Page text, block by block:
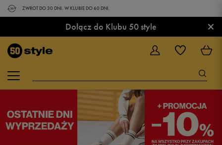
ZWROT DO 30 DNI. W KLUBIE DO 60 DNI.
Dołącz do Klubu 50 style ×